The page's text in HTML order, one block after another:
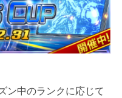
ン中のランクに応じて